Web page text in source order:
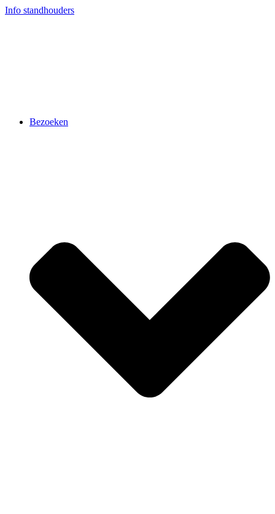
Ga
Info standhouders
Bezoeken